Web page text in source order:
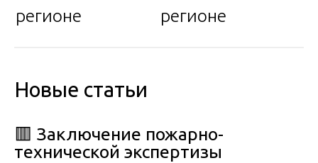
регионе
регионе
Новые статьи
🟥 Заключение пожарно-
технической экспертизы